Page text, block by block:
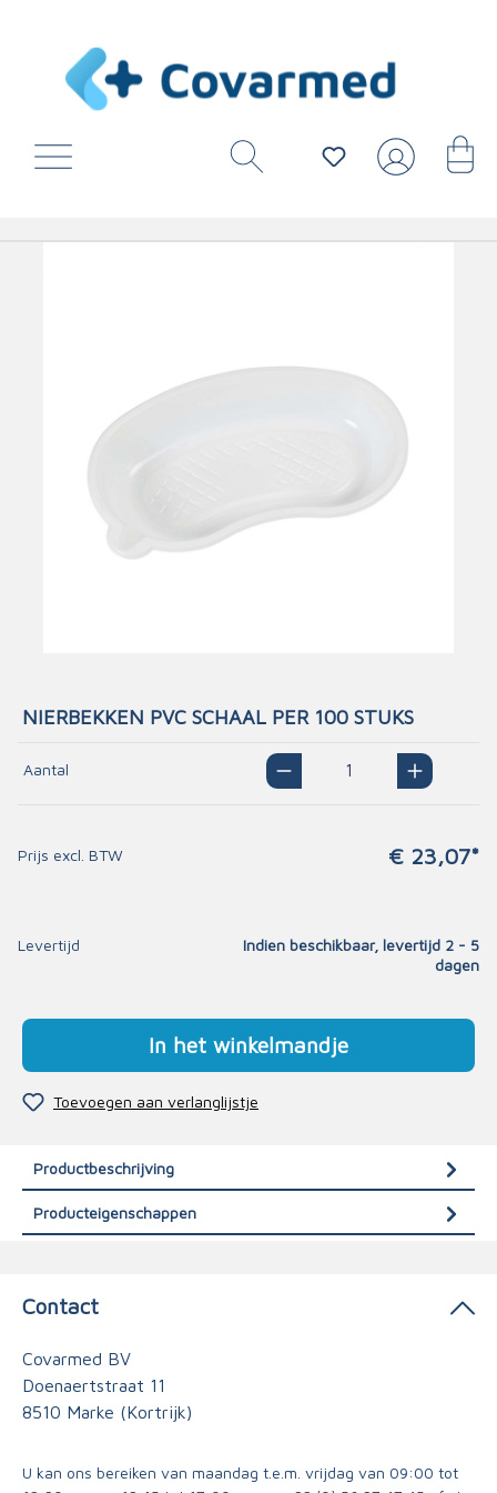
NIERBEKKEN PVC SCHAAL PER 100 STUKS
Aantal
Prijs excl. BTW € 23,07*
Levertijd
Indien beschikbaar, levertijd 2 - 5
dagen
In het winkelmandje
Toevoegen aan verlanglijstje
Productbeschrijving
Producteigenschappen
Contact
Covarmed BV
Doenaertstraat 11
8510 Marke (Kortrijk)
U kan ons bereiken van maandag t.e.m. vrijdag van 09:00 tot